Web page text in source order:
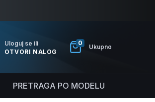
Uloguj se ili
OTVORI NALOG
0
Ukupno
PRETRAGA PO MODELU